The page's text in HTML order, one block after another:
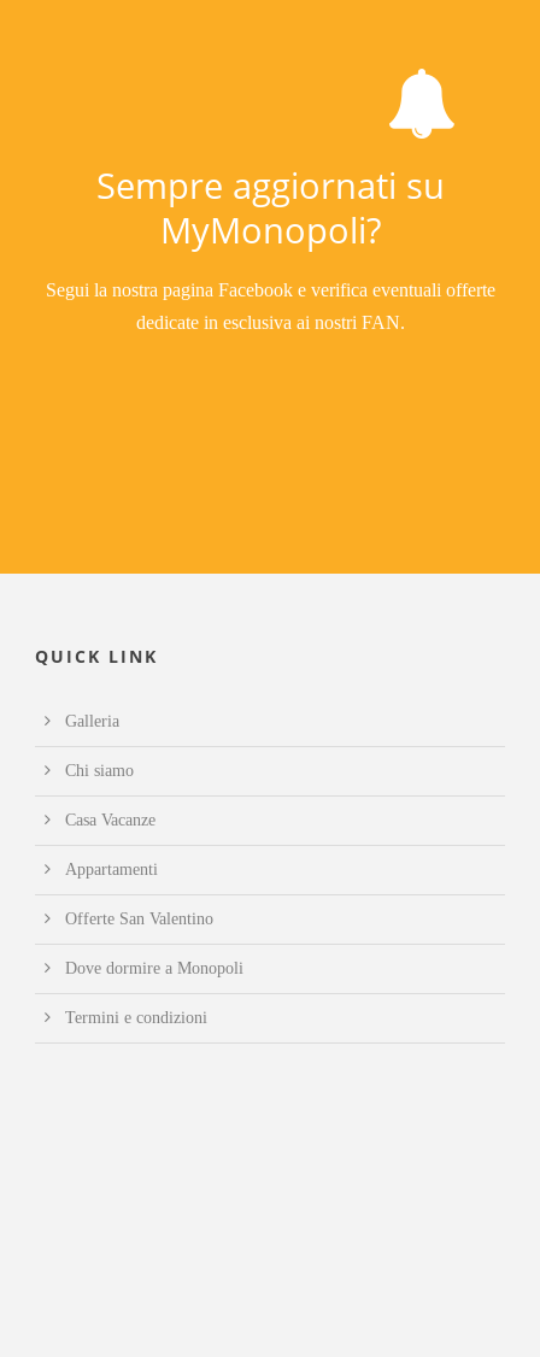
Sempre aggiornati su
MyMonopoli?
Segui la nostra pagina Facebook e verifica eventuali offerte
dedicate in esclusiva ai nostri FAN.
QUICK LINK
Galleria
Chi siamo
Casa Vacanze
Appartamenti
Offerte San Valentino
Dove dormire a Monopoli
Termini e condizioni